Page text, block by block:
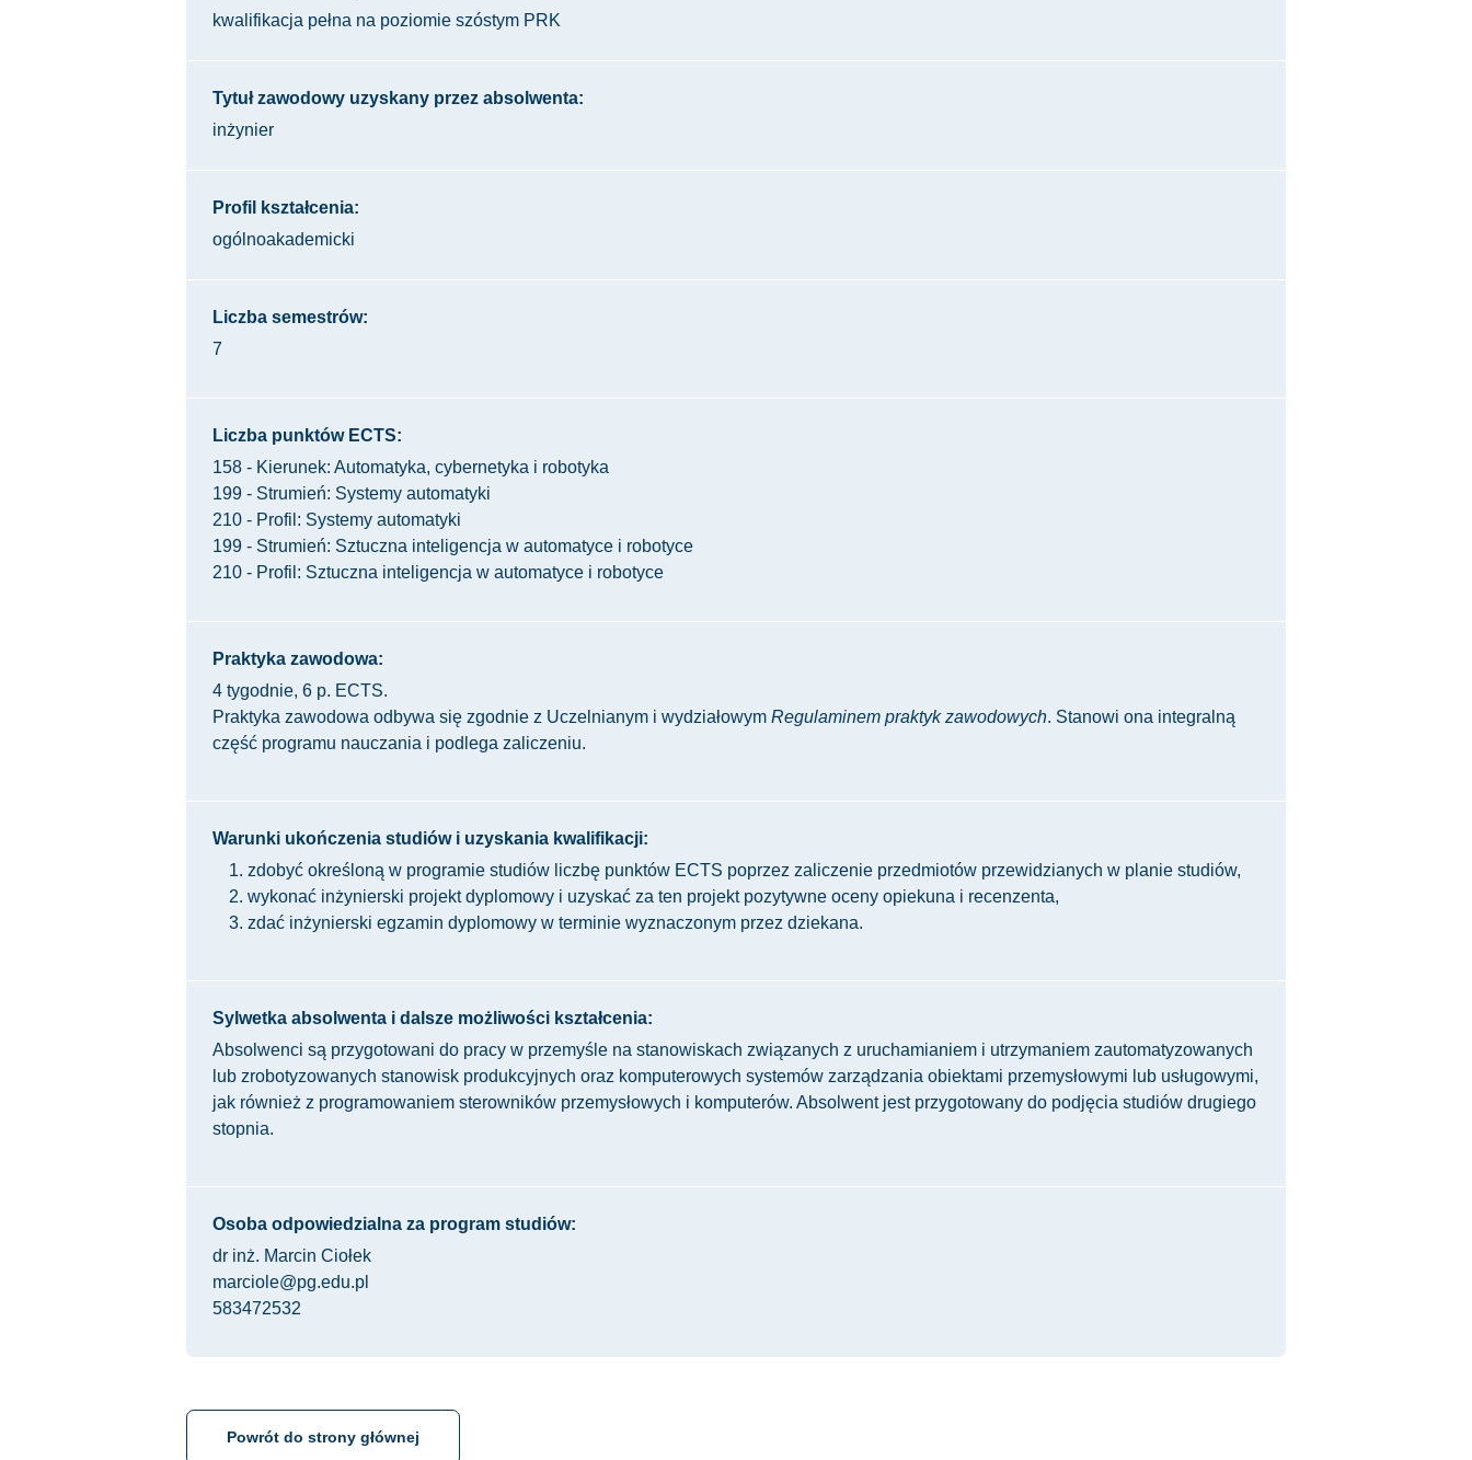
kwalifikacja pełna na poziomie szóstym PRK
Tytuł zawodowy uzyskany przez absolwenta:
inżynier
Profil kształcenia:
ogólnoakademicki
Liczba semestrów:
7
Liczba punktów ECTS:
158 - Kierunek: Automatyka, cybernetyka i robotyka
199 - Strumień: Systemy automatyki
210 - Profil: Systemy automatyki
199 - Strumień: Sztuczna inteligencja w automatyce i robotyce
210 - Profil: Sztuczna inteligencja w automatyce i robotyce
Praktyka zawodowa:
4 tygodnie, 6 p. ECTS.
Praktyka zawodowa odbywa się zgodnie z Uczelnianym i wydziałowym Regulaminem praktyk zawodowych. Stanowi ona integralną
część programu nauczania i podlega zaliczeniu.
Warunki ukończenia studiów i uzyskania kwalifikacji:
zdobyć określoną w programie studiów liczbę punktów ECTS poprzez zaliczenie przedmiotów przewidzianych w planie studiów,
wykonać inżynierski projekt dyplomowy i uzyskać za ten projekt pozytywne oceny opiekuna i recenzenta,
zdać inżynierski egzamin dyplomowy w terminie wyznaczonym przez dziekana.
Sylwetka absolwenta i dalsze możliwości kształcenia:
Absolwenci są przygotowani do pracy w przemyśle na stanowiskach związanych z uruchamianiem i utrzymaniem zautomatyzowanych
lub zrobotyzowanych stanowisk produkcyjnych oraz komputerowych systemów zarządzania obiektami przemysłowymi lub usługowymi,
jak również z programowaniem sterowników przemysłowych i komputerów. Absolwent jest przygotowany do podjęcia studiów drugiego
stopnia.
Osoba odpowiedzialna za program studiów:
dr inż. Marcin Ciołek
marciole@pg.edu.pl
583472532
Powrót do strony głównej